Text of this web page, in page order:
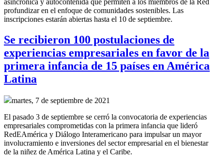
asincrónica y autocontenida que permiten a los miembros de la Red
profundizar en el enfoque de comunidades sostenibles. Las
inscripciones estarán abiertas hasta el 10 de septiembre.
Se recibieron 100 postulaciones de
experiencias empresariales en favor de la
primera infancia de 15 países en América
Latina
martes, 7 de septiembre de 2021
El pasado 3 de septiembre se cerró la convocatoria de experiencias
empresariales comprometidas con la primera infancia que lideró
RedEAmérica y Diálogo Interamericano para impulsar un mayor
involucramiento e inversiones del sector empresarial en el bienestar
de la niñez de América Latina y el Caribe.